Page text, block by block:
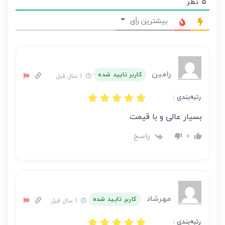
هر
نظر
بر
نویسنده
بیشترین رأی
رامین کاربر تایید شده
رتبه‌بندی :
بسیار عالی و با قیمت
0 پاسخ
مهرشاد کاربر تایید شده
رتبه‌بندی :